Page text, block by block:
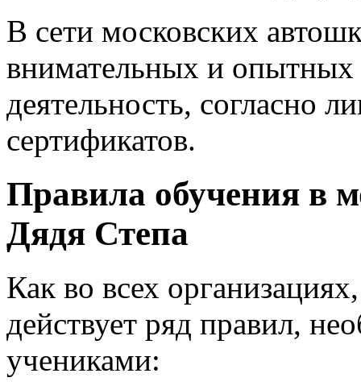
В сети московских
внимательных и опытных
деятельность, согласно
сертификатов.
Правила обучения в
Дядя Степа
Как во всех
действует ряд правил,
учениками: